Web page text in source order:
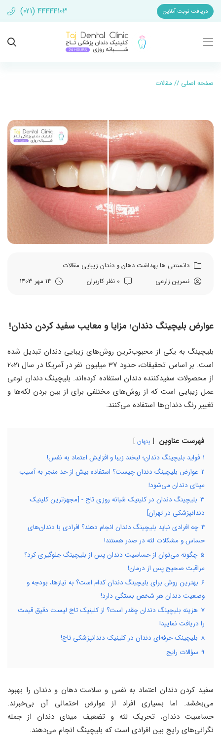
دریافت نوبت آنلاین (021) 44444103
صفحه اصلی // مقالات
دانستنی هابهداشت دهان و دندان زیبایی مقالات
نسرین زارعی
عوارض بلیچینگ دندان؛ مزایا و معایب سفید کردن دندان!
بلیچینگ به یکی از محبوب‌ترین روش‌های زیبایی دندان تبدیل شده
است. بر اساس تحقیقات، حدود 37 میلیون نفر در آمریکا در سال 2021
از محصولات سفیدکننده دندان استفاده کرده‌اند. بلیچینگ دندان نوعی
عمل زیبایی است که از روش‌های مختلفی برای از بین بردن لکه‌ها و
تغییر رنگ دندان‌ها استفاده می‌کنند.
فهرست عناوین پنهان
1 فواید بلیچینگ دندان؛ لبخند زیبا و افزایش اعتماد به نفس!
2 عوارض بلیچینگ دندان چیست؟ استفاده بیش از حد منجر به آسیب
مینای دندان می‌شود!
3 بلیچینگ دندان در کلینیک شبانه روزی تاج - [مجهزترین کلینیک
دندانپزشکی در تهران]
4 چه افرادی نباید بلیچینگ دندان انجام دهند؟ افرادی با دندان‌های
حساس و مشکلات لثه در صدر هستند!
5 چگونه می‌توان از حساسیت دندان پس از بلیچینگ جلوگیری کرد؟
مراقبت صحیح پس از درمان!
6 بهترین روش برای بلیچینگ دندان کدام است؟ به نیازها، بودجه و
وضعیت دندان هر شخص بستگی دارد!
7 هزینه بلیچینگ دندان چقدر است؟ از کلینیک تاج لیست دقیق قیمت
را دریافت نمایید!
8 بلیچینک حرفه‌ای دندان در کلینیک دندانپزشکی تاج!
9 سؤالات رایج
سفید کردن دندان اعتماد به نفس و سلامت دهان و دندان را بهبود
می‌بخشد. اما بسیاری افراد از عوارض احتمالی آن بی‌خبرند.
حساسیت دندان، تحریک لثه و تضعیف مینای دندان از جمله
نگرانی‌های رایج بین افرادی است که بلیچینگ انجام می‌دهند.